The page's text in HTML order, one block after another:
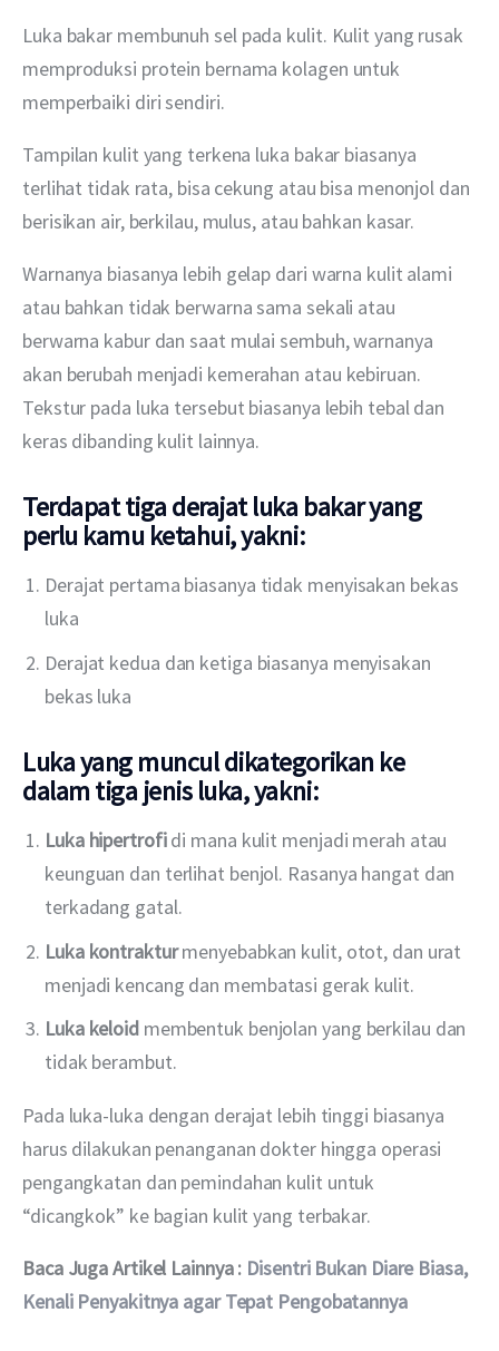
Luka bakar membunuh sel pada kulit. Kulit yang rusak
memproduksi protein bernama kolagen untuk
memperbaiki diri sendiri.
Tampilan kulit yang terkena luka bakar biasanya
terlihat tidak rata, bisa cekung atau bisa menonjol dan
berisikan air, berkilau, mulus, atau bahkan kasar.
Warnanya biasanya lebih gelap dari warna kulit alami
atau bahkan tidak berwarna sama sekali atau
berwarna kabur dan saat mulai sembuh, warnanya
akan berubah menjadi kemerahan atau kebiruan.
Tekstur pada luka tersebut biasanya lebih tebal dan
keras dibanding kulit lainnya.
Terdapat tiga derajat luka bakar yang
perlu kamu ketahui, yakni:
Derajat pertama biasanya tidak menyisakan bekas
luka
Derajat kedua dan ketiga biasanya menyisakan
bekas luka
Luka yang muncul dikategorikan ke
dalam tiga jenis luka, yakni:
Luka hipertrofidi mana kulit menjadi merah atau
keunguan dan terlihat benjol. Rasanya hangat dan
terkadang gatal.
Luka kontrakturmenyebabkan kulit, otot, dan urat
menjadi kencang dan membatasi gerak kulit.
Luka keloidmembentuk benjolan yang berkilau dan
tidak berambut.
Pada luka-luka dengan derajat lebih tinggi biasanya
harus dilakukan penanganan dokter hingga operasi
pengangkatan dan pemindahan kulit untuk
“dicangkok” ke bagian kulit yang terbakar.
Baca Juga Artikel Lainnya : Disentri Bukan Diare Biasa,
Kenali Penyakitnya agar Tepat Pengobatannya